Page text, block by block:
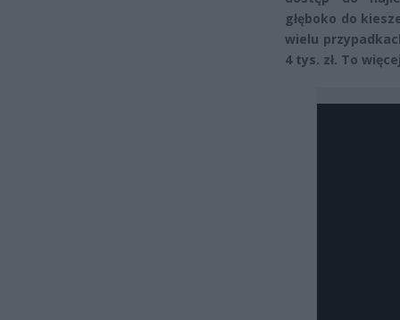
głęboko do
wielu
4 tys. zł. To